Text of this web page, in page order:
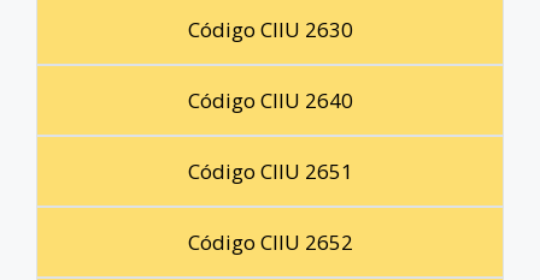
Código CIIU 2630
Código CIIU 2640
Código CIIU 2651
Código CIIU 2652